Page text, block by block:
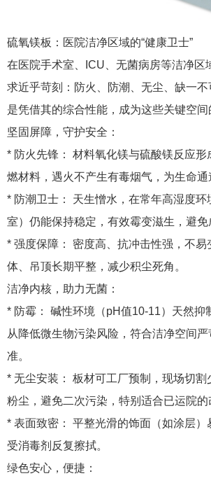
硫氧镁板：医院洁净区域的“健康卫士”
在医院手术室、ICU、无菌病房等洁净区
求近乎苛刻：防火、防潮、无尘、缺一
是凭借其的综合性能，成为这些关键空间
坚固屏障，守护安全：
* 防火先锋： 材料氧化镁与硫酸镁反应形
燃材料，遇火不产生有毒烟气，为生命通
* 防潮卫士： 天生憎水，在常年高湿度环
室）仍能保持稳定，有效霉变滋生，避免
* 强度保障： 密度高、抗冲击性强，不易
体、吊顶长期平整，减少积尘死角。
洁净内核，助力无菌：
* 防霉： 碱性环境（pH值10-11）天然抑
从降低微生物污染风险，符合洁净空间
准。
* 无尘安装： 板材可工厂预制，现场切割
粉尘，避免二次污染，特别适合已运院的
* 表面致密： 平整光滑的饰面（如涂层）
受消毒剂反复擦拭。
绿色安心，便捷：